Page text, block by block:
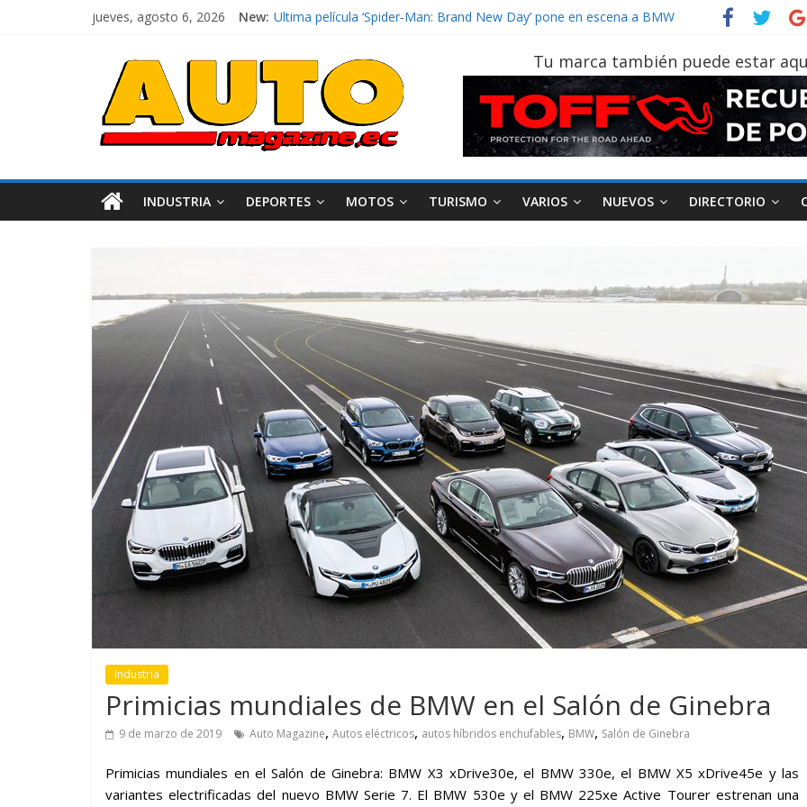
jueves, agosto 6, 2026 New: El costo de tener un vehículo gana protagonismo a la hora de decidir
¿Qué puede pasar con tu vehículo si permanece varios días sin usar?
La Vuelta al Ecuador 2026, edición 47ª, recorre 7 provincias en 8 días
La FEDAK recibe 12 Sinotruk Bolden para cubrir las rutas de La Vuelta
Tu marca también puede estar
INDUSTRIA DEPORTES MOTOS TURISMO VARIOS NUEVOS DIRECTORIO
Industria
Primicias mundiales de BMW en el Salón de Ginebra
9 de marzo de 2019 Auto Magazine, Autos eléctricos, autos híbridos enchufables, BMW, Salón de Ginebra
Primicias mundiales en el Salón de Ginebra: BMW X3 xDrive30e, el BMW 330e, el BMW X5 xDrive45e y las
variantes electrificadas del nuevo BMW Serie 7. El BMW 530e y el BMW 225xe Active Tourer estrenan una
GM reafirma su
compromiso con movilidad
más segura y conectada
Movilidad Turismo
¿Qué puede pasar con tu
vehículo si permanece
varios días sin usar?
AEADE Industria
Movilidad
Campaña busca cambiar
destino de los
en la región